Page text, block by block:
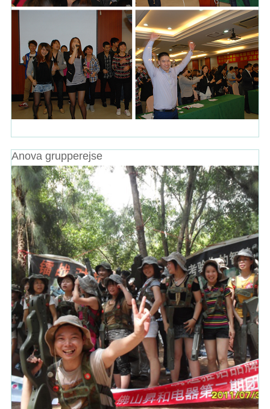
Anova grupperejse